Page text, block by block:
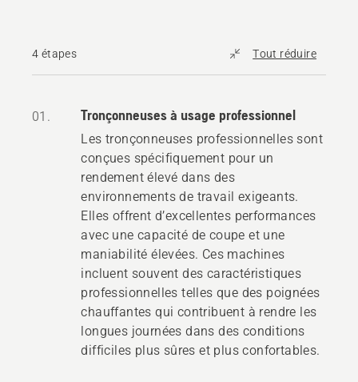
4 étapes Tout réduire
01. Tronçonneuses à usage professionnel
Les tronçonneuses professionnelles sont
conçues spécifiquement pour un
rendement élevé dans des
environnements de travail exigeants.
Elles offrent d’excellentes performances
avec une capacité de coupe et une
maniabilité élevées. Ces machines
incluent souvent des caractéristiques
professionnelles telles que des poignées
chauffantes qui contribuent à rendre les
longues journées dans des conditions
difficiles plus sûres et plus confortables.